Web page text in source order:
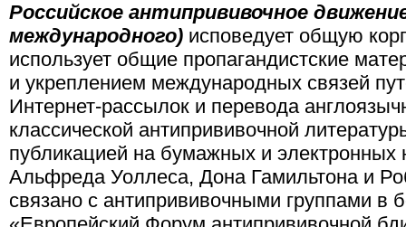
Российское антипрививочное
международного) исповедует общую
использует общие пропагандистские
и укреплением международных связей
Интернет-рассылок и перевода
классической антипрививочной
публикацией на бумажных и электронных
Альфреда Уоллеса, Дона Гамильтона и
связано с антипрививочными группами в